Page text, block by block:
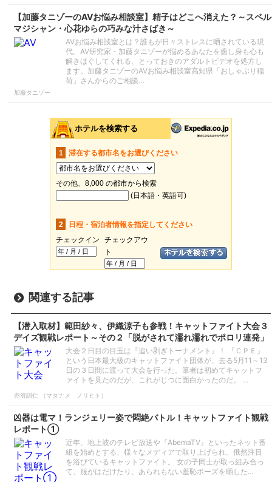
【加藤タニゾーのAVお悩み相談室】精子はどこへ消えた？～スペル
マジシャン・心花ゆらの巧みな汁さばき～
AVお悩み相談室とは？誰もが日々ストレスに晒されている現
代。AV研究家・加藤タニゾーが悩めるあなたを癒し身も心も
解きほぐしてくれる、とっておきのアダルトビデオを処方し
ます。加藤タニゾーのAVお悩み相談室高知県「おしゃぶり稲
荷」さんからのご相談…
加藤タニゾー
関連する記事
【潜入取材】範田紗々、伊織涼子も参戦！キャットファイト大会３
デイズ観戦レポート～その２「脱がされて濡れ濡れでポロリ連発」
大会２日目の目玉は『追い剥ぎトーナメント』！ 『ＣＰＥ』
という日本最大級のキャットファイト団体が、去る5月11～13
日の３日間に渡って大会を行った。筆者は初めてキャットフ
ァイトを見たのだが、これがじつに面白かったのだ。 …
亦滑訓仁 （マタナメ ノリヒト）
凶器は電マ！ランジェリー姿で悶絶バトル！キャットファイト観戦
レポート①
近年、地上波のテレビ放送や『AbemaTV』といったネット番
組を始めとする、様々なメディアで取り上げられ、俄然注目
を浴びているキャットファイト。 女の子同士が取っ組み合っ
て、服がはだけたり、あられもない羞恥ポーズを晒した…